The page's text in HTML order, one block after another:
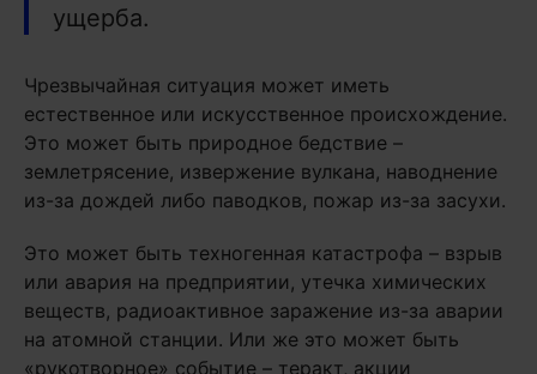
ущерба.
Чрезвычайная ситуация может иметь
естественное или искусственное происхождение.
Это может быть природное бедствие –
землетрясение, извержение вулкана, наводнение
из-за дождей либо паводков, пожар из-за засухи.
Это может быть техногенная катастрофа – взрыв
или авария на предприятии, утечка химических
веществ, радиоактивное заражение из-за аварии
на атомной станции. Или же это может быть
«рукотворное» событие – теракт, акции